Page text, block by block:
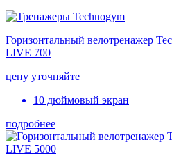
Горизонтальный велотренажер
LIVE 700
цену уточняйте
10 дюймовый экран
подробнее